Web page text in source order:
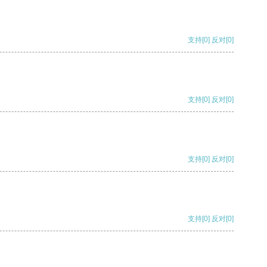
支持[0] 反对[0]
支持[0] 反对[0]
支持[0] 反对[0]
支持[0] 反对[0]